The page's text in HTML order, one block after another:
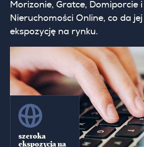
Morizonie, Gratce, Domiporcie
Nieruchomości Online, co da
ekspozycję na rynku.
szeroka
ekspozycja na